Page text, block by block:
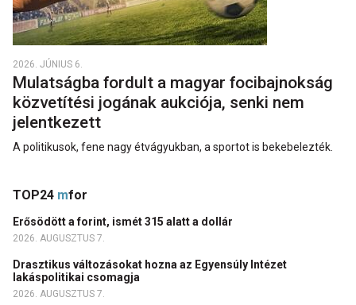
2026. JÚNIUS 6.
Mulatságba fordult a magyar focibajnokság
közvetítési jogának aukciója, senki nem
jelentkezett
A politikusok, fene nagy étvágyukban, a sportot is bekebelezték.
TOP24 mfor
Erősödött a forint, ismét 315 alatt a dollár
2026. AUGUSZTUS 7.
Drasztikus változásokat hozna az Egyensúly Intézet
lakáspolitikai csomagja
2026. AUGUSZTUS 7.